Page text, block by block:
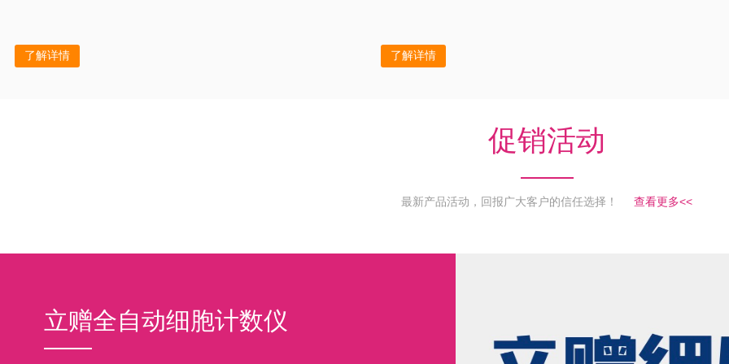
了解详情 了解详情
促销活动
最新产品活动，回报广大客户的信任选择！ 查看更多<<
立赠全自动细胞计数仪